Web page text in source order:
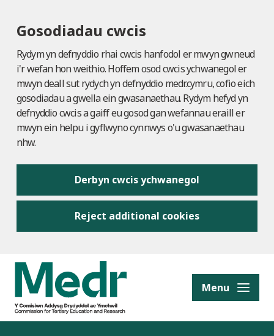
Gosodiadau cwcis
Rydym yn defnyddio rhai cwcis hanfodol er mwyn gwneud
i'r wefan hon weithio. Hoffem osod cwcis ychwanegol er
mwyn deall sut rydych yn defnyddio medr.cymru, cofio eich
gosodiadau a gwella ein gwasanaethau. Rydym hefyd yn
defnyddio cwcis a gaiff eu gosod gan wefannau eraill er
mwyn ein helpu i gyflwyno cynnwys o'u gwasanaethau
nhw.
Derbyn cwcis ychwanegol
Reject additional cookies
content Menu